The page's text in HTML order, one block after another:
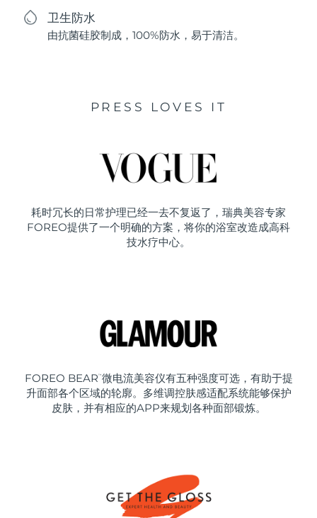
卫生防水
由抗菌硅胶制成，100%防水，易于清洁。
PRESS LOVES IT
耗时冗长的日常护理已经一去不复返了，瑞典美容专家
FOREO提供了一个明确的方案，将你的浴室改造成高科
技水疗中心。
FOREO BEAR ™ 微电流美容仪有五种强度可选，有助于提
升面部各个区域的轮廓。多维调控肤感适配系统能够保护
皮肤，并有相应的APP来规划各种面部锻炼。